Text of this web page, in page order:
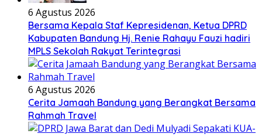
6 Agustus 2026
Bersama Kepala Staf Kepresidenan, Ketua DPRD
Kabupaten Bandung Hj. Renie Rahayu Fauzi hadiri
MPLS Sekolah Rakyat Terintegrasi
6 Agustus 2026
Cerita Jamaah Bandung yang Berangkat Bersama
Rahmah Travel